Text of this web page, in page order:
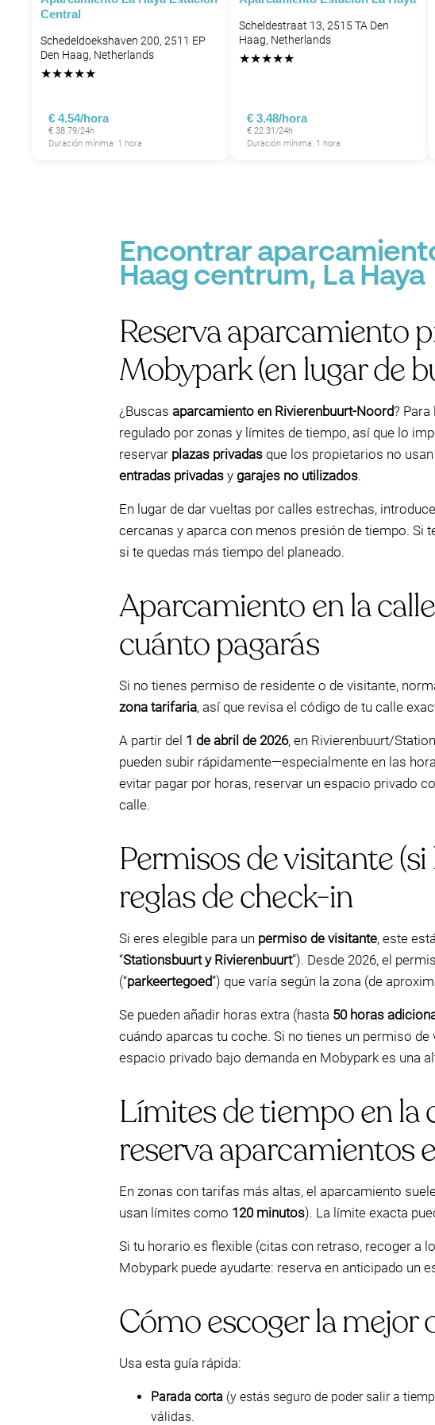
P
Central
Schedeldoekshaven 200, 2511 EP
Den Haag, Netherlands
★★★★★
€ 4.54/hora
€ 38.79/24h
Duración mínima: 1 hora
Scheldestraat 13, 2515 TA Den
Haag, Netherlands
★★★★★
€ 3.48/hora
€ 22.31/24h
Duración mínima: 1 hora
Encontrar
Haag centrum, La Haya
Reserva aparcamiento
Mobypark (en lugar de
¿Buscas aparcamiento en Rivierenbuurt-Noord?
regulado por zonas y límites de tiempo, así que lo
reservar plazas privadas que los propietarios no
entradas privadas y garajes no utilizados.
En lugar de dar vueltas por calles estrechas,
cercanas y aparca con menos presión de tiempo. Si
si te quedas más tiempo del planeado.
Aparcamiento en la
cuánto pagarás
Si no tienes permiso de residente o de visitante,
zona tarifaria, así que revisa el código de tu calle
A partir del 1 de abril de 2026, en Rivierenbuurt/
pueden subir rápidamente—especialmente en las
evitar pagar por horas, reservar un espacio privado
calle.
Permisos de visitante
reglas de check-in
Si eres elegible para un permiso de visitante, este
“Stationsbuurt y Rivierenbuurt”). Desde 2026, el
(“parkeertegoed”) que varía según la zona (de
Se pueden añadir horas extra (hasta 50 horas
cuándo aparcas tu coche. Si no tienes un permiso
espacio privado bajo demanda en Mobypark es una
Límites de tiempo en la
reserva aparcamientos
En zonas con tarifas más altas, el aparcamiento
usan límites como 120 minutos). La límite exacta
Si tu horario es flexible (citas con retraso, recoger a
Mobypark puede ayudarte: reserva en anticipado un
Cómo escoger la
Usa esta guía rápida:
Parada corta (y estás seguro de poder salir a
válidas.